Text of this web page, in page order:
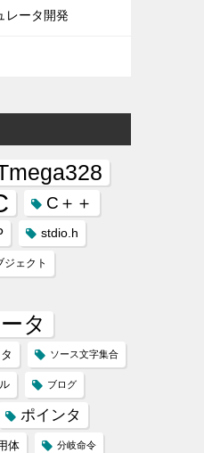
レータ開発
C＋＋
stdio.h
ジェクト
タ
ソース文字集合
ブログ
ポインタ
体 分岐命令